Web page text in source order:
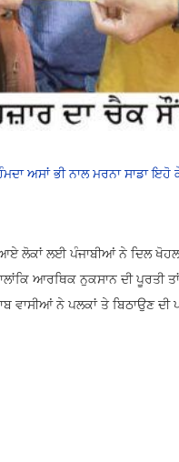
ਅਸਾਂ ਭੀ ਨਾਲ ਮਰਨਾ ਸਾਡਾ
ਲੋਕਾਂ ਲਈ ਪੰਜਾਬੀਆਂ ਨੇ ਦਿਲ ਖੋਹਲ
ਆਰਥਿਕ ਨੁਕਸਾਨ ਦੀ ਪੂਰਤੀ ਤਾਂ
ਵਾਸੀਆਂ ਨੇ ਪਲਕਾਂ ਤੇ ਬਿਠਾਉਣ ਦੀ